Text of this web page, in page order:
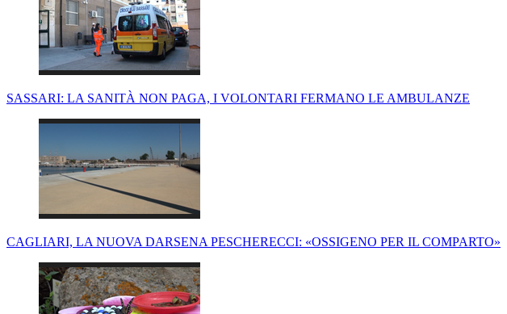
SASSARI: LA SANITÀ NON PAGA, I VOLONTARI FERMANO LE AMBULANZE
CAGLIARI, LA NUOVA DARSENA PESCHERECCI: «OSSIGENO PER IL COMPARTO»